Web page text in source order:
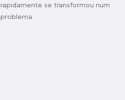
rapidamente se transformou num
problema